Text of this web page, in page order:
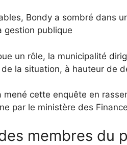
Bondy a sombré dans
gestion publique
un rôle, la municipalité
la situation, à hauteur de
mené cette enquête en
par le ministère des
membres du